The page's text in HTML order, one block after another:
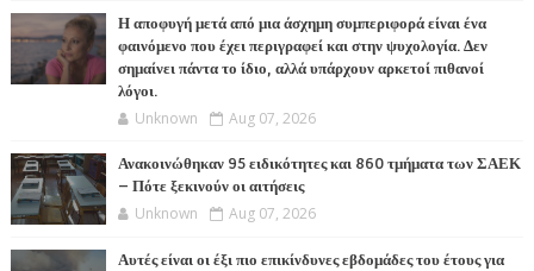
Η αποφυγή μετά από μια άσχημη συμπεριφορά είναι ένα
φαινόμενο που έχει περιγραφεί και στην ψυχολογία. Δεν
σημαίνει πάντα το ίδιο, αλλά υπάρχουν αρκετοί πιθανοί
λόγοι.
Unknown Aug 07, 2026
Ανακοινώθηκαν 95 ειδικότητες και 860 τμήματα των ΣΑΕΚ
– Πότε ξεκινούν οι αιτήσεις
Unknown Aug 07, 2026
Αυτές είναι οι έξι πιο επικίνδυνες εβδομάδες του έτους για